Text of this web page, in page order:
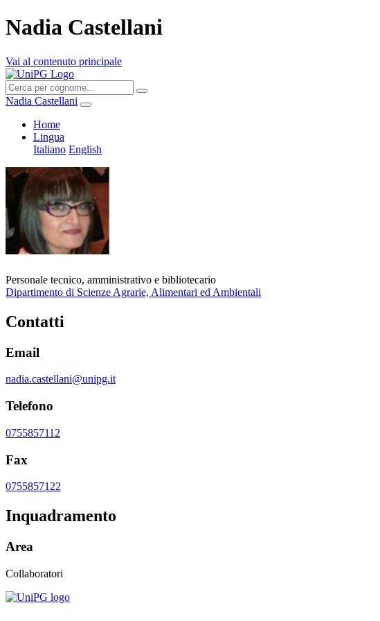
Nadia Castellani
Vai al contenuto principale
Nadia Castellani
Home
Lingua
Italiano English
Personale tecnico, amministrativo e bibliotecario
Dipartimento di Scienze Agrarie, Alimentari ed Ambientali
Contatti
Email
nadia.castellani@unipg.it
Telefono
0755857112
Fax
0755857122
Inquadramento
Area
Collaboratori